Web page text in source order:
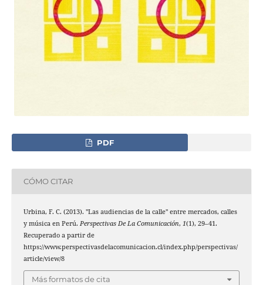
PDF
CÓMO CITAR
Urbina, F. C. (2013). "Las audiencias de la calle" entre mercados, calles
y música en Perú. Perspectivas De La Comunicación, 1(1), 29–41.
Recuperado a partir de
https://www.perspectivasdelacomunicacion.cl/index.php/perspectivas/
article/view/8
Más formatos de cita